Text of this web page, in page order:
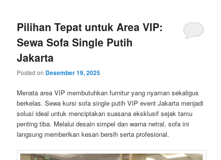
Pilihan Tepat untuk Area VIP:
Sewa Sofa Single Putih
Jakarta
Posted on Desember 19, 2025
Menata area VIP membutuhkan furnitur yang nyaman sekaligus
berkelas. Sewa kursi sofa single putih VIP event Jakarta menjadi
solusi ideal untuk menciptakan suasana eksklusif sejak tamu
penting tiba. Melalui desain simpel dan warna netral, sofa ini
langsung memberikan kesan bersih serta profesional.